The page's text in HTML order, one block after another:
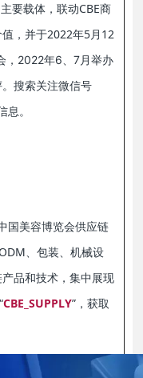
要载体，联动CBE商
，并于2022年5月12
2022年6、7月举办
搜索关注微信号
。
国美容博览会供应链
、包装、机械设
品和技术，集中展现
CBE_SUPPLY”，获取